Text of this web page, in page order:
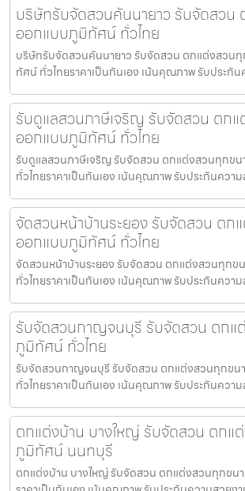
บริษัทรับจัดสวนคันนายาว รับจัดสวน
ออกแบบภูมิทัศน์ ทั่วไทย
บริษัทรับจัดสวนคันนายาว รับจัดสวน ตกแต่งสวน
ทัศน์ ทั่วไทยราคาเป็นกันเอง เน้นคุณภาพ รับประกั
รับดูแลสวนภาษีเจริญ รับจัดสวน ตกแ
ออกแบบภูมิทัศน์ ทั่วไทย
รับดูแลสวนภาษีเจริญ รับจัดสวน ตกแต่งสวนทุกข
ทั่วไทยราคาเป็นกันเอง เน้นคุณภาพ รับประกันควา
จัดสวนหน้าบ้านระยอง รับจัดสวน ตก
ออกแบบภูมิทัศน์ ทั่วไทย
จัดสวนหน้าบ้านระยอง รับจัดสวน ตกแต่งสวนทุก
ทั่วไทยราคาเป็นกันเอง เน้นคุณภาพ รับประกันควา
รับจัดสวนกาญจนบุรี รับจัดสวน ตกแ
ภูมิทัศน์ ทั่วไทย
รับจัดสวนกาญจนบุรี รับจัดสวน ตกแต่งสวนทุกข
ทั่วไทยราคาเป็นกันเอง เน้นคุณภาพ รับประกันควา
ตกแต่งบ้าน บางใหญ่ รับจัดสวน ตกแ
ภูมิทัศน์ นนทบุรี
ตกแต่งบ้าน บางใหญ่ รับจัดสวน ตกแต่งสวนทุกข